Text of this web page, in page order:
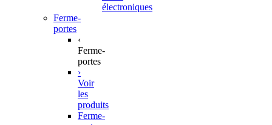
électroniques
Ferme-
portes
‹
Ferme-
portes
›
Voir
les
produits
Ferme-